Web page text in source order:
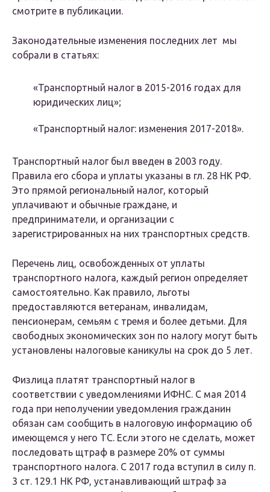
смотрите в публикации.
Законодательные изменения последних лет мы
собрали в статьях:
«Транспортный налог в 2015-2016 годах для
юридических лиц»;
«Транспортный налог: изменения 2017-2018».
Транспортный налог был введен в 2003 году.
Правила его сбора и уплаты указаны в гл. 28 НК РФ.
Это прямой региональный налог, который
уплачивают и обычные граждане, и
предприниматели, и организации с
зарегистрированных на них транспортных средств.
Перечень лиц, освобожденных от уплаты
транспортного налога, каждый регион определяет
самостоятельно. Как правило, льготы
предоставляются ветеранам, инвалидам,
пенсионерам, семьям с тремя и более детьми. Для
свободных экономических зон по налогу могут быть
установлены налоговые каникулы на срок до 5 лет.
Физлица платят транспортный налог в
соответствии с уведомлениями ИФНС. С мая 2014
года при неполучении уведомления гражданин
обязан сам сообщить в налоговую информацию об
имеющемся у него ТС. Если этого не сделать, может
последовать щтраф в размере 20% от суммы
транспортного налога. С 2017 года вступил в силу п.
3 ст. 129.1 НК РФ, устанавливающий штраф за